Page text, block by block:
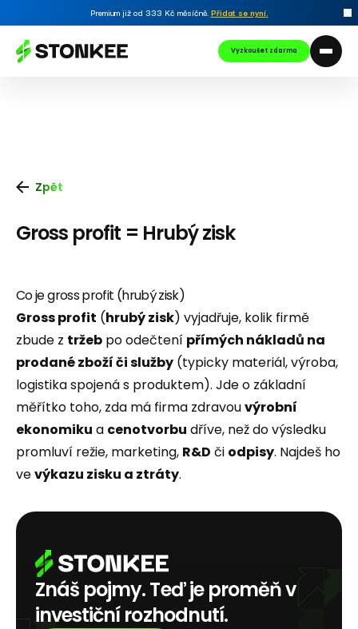
Premium již od 333 Kč měsíčně. Přidat se nyní.
Vyzkoušet zdarma
Zpět
Gross profit = Hrubý zisk
Co je gross profit (hrubý zisk)
Gross profit (hrubý zisk) vyjadřuje, kolik firmě
zbude z tržeb po odečtení přímých nákladů na
prodané zboží či služby (typicky materiál, výroba,
logistika spojená s produktem). Jde o základní
měřítko toho, zda má firma zdravouvýrobní
ekonomiku a cenotvorbu dříve, než do výsledku
promluví režie, marketing, R&D či odpisy. Najdeš ho
vevýkazu zisku a ztráty.
Znáš pojmy. Teď je proměň v
investiční rozhodnutí.